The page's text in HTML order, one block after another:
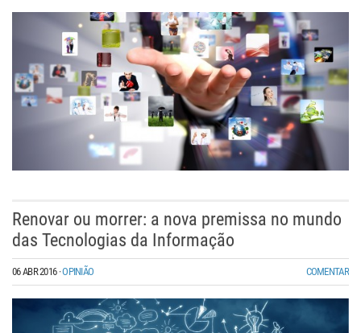
Renovar ou morrer: a nova premissa no mundo
das Tecnologias da Informação
06 ABR 2016·OPINIÃO COMENTAR